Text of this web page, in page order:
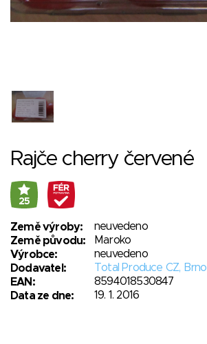
Rajče cherry červené
25
Země výroby:
neuvedeno
Země původu:
Maroko
Výrobce:
neuvedeno
Dodavatel:
Total Produce CZ, Brno
EAN:
8594018530847
Data ze dne:
19. 1. 2016